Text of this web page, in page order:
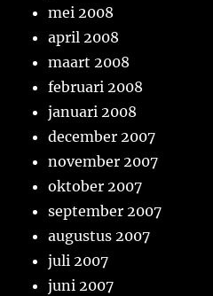
mei 2008
april 2008
maart 2008
februari 2008
januari 2008
december 2007
november 2007
oktober 2007
september 2007
augustus 2007
juli 2007
juni 2007